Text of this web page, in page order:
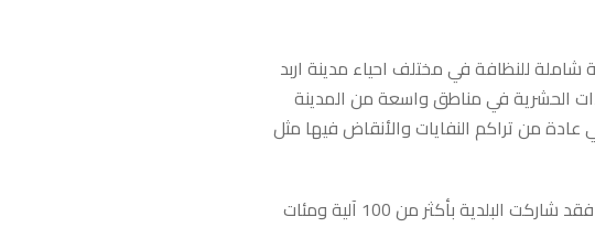
شاملة للنظافة في مختلف احياء مدينة اربد
الحشرية في مناطق واسعة من المدينة
عادة من تراكم النفايات والأنقاض فيها مثل
وحسب رئيس لجنة بلدية اربد الكبرى الدكتور قبلان الشريف والذي أشرف على هذه الحملة فقد شاركت البلدية بأكثر من 100 آلية ومئات